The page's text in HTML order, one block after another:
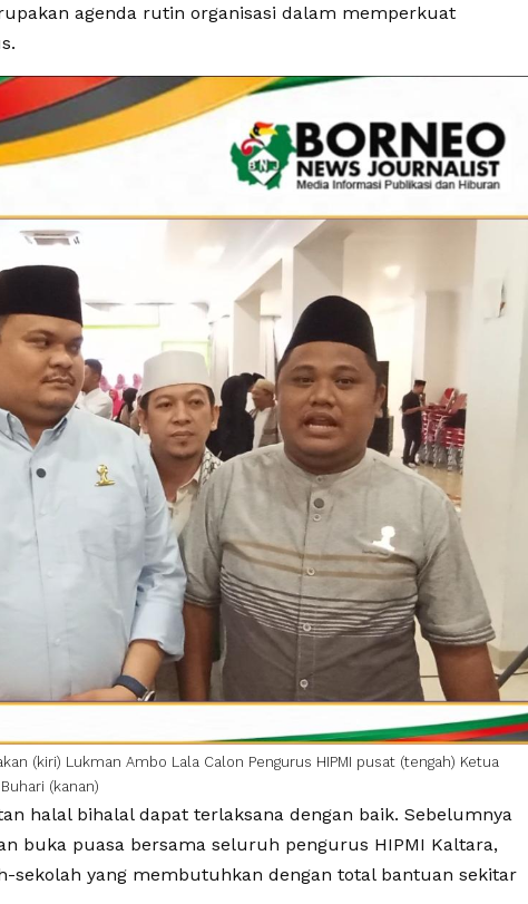
agenda rutin organisasi dalam memperkuat
(kiri) Lukman Ambo Lala Calon Pengurus HIPMI pusat (tengah) Ketua
(kanan)
halal bihalal dapat terlaksana dengan baik. Sebelumnya
buka puasa bersama seluruh pengurus HIPMI Kaltara,
sekolah yang membutuhkan dengan total bantuan sekitar